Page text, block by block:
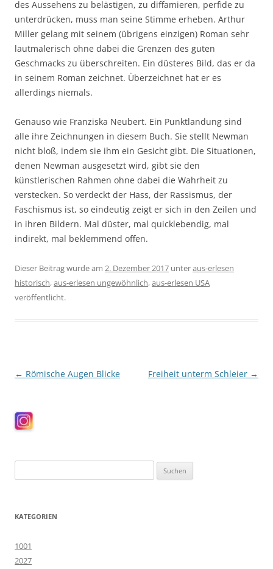
des Aussehens zu belästigen, zu diffamieren, perfide zu
unterdrücken, muss man seine Stimme erheben. Arthur
Miller gelang mit seinem (übrigens einzigen) Roman sehr
lautmalerisch ohne dabei die Grenzen des guten
Geschmacks zu überschreiten. Ein düsteres Bild, das er da
in seinem Roman zeichnet. Überzeichnet hat er es
allerdings niemals.
Genauso wie Franziska Neubert. Ein Punktlandung sind
alle ihre Zeichnungen in diesem Buch. Sie stellt Newman
nicht bloß, indem sie ihm ein Gesicht gibt. Die Situationen,
denen Newman ausgesetzt wird, gibt sie den
künstlerischen Rahmen ohne dabei die Wahrheit zu
verstecken. So verdeckt der Hass, der Rassismus, der
Faschismus ist, so eindeutig zeigt er sich in den Zeilen und
in ihren Bildern. Mal düster, mal quicklebendig, mal
indirekt, mal beklemmend offen.
Dieser Beitrag wurde am 2. Dezember 2017 unteraus-erlesen
historisch,aus-erlesen ungewöhnlich,aus-erlesen USA
veröffentlicht.
Beitragsnavigation
← Römische Augen Blicke Freiheit unterm Schleier →
nach:
KATEGORIEN
1001
2027